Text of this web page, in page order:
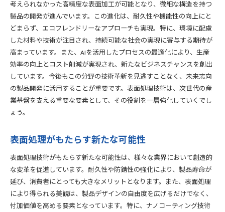
考えられなかった高精度な表面加工が可能となり、微細な構造を持つ
製品の開発が進んでいます。この進化は、耐久性や機能性の向上にと
どまらず、エコフレンドリーなアプローチも実現。特に、環境に配慮
した材料や技術が注目され、持続可能な社会の実現に寄与する期待が
高まっています。また、AIを活用したプロセスの最適化により、生産
効率の向上とコスト削減が実現され、新たなビジネスチャンスを創出
しています。今後もこの分野の技術革新を見逃すことなく、未来志向
の製品開発に活用することが重要です。表面処理技術は、次世代の産
業基盤を支える重要な要素として、その役割を一層強化していくでし
ょう。
表面処理がもたらす新たな可能性
表面処理技術がもたらす新たな可能性は、様々な業界において創造的
な変革を促進しています。耐久性や防錆性の強化により、製品寿命が
延び、消費者にとっても大きなメリットとなります。また、表面処理
により得られる美観は、製品デザインの自由度を広げるだけでなく、
付加価値を高める要素となっています。特に、ナノコーティング技術